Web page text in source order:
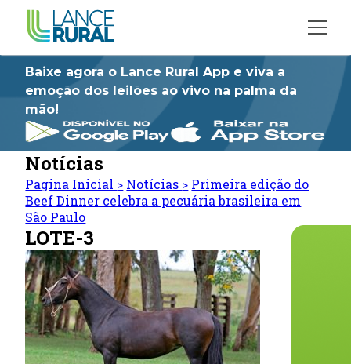
Baixe agora o Lance Rural App e viva a
emoção dos leilões ao vivo na palma da
mão!
Notícias
Pagina Inicial > Notícias > Primeira edição do
Beef Dinner celebra a pecuária brasileira em
São Paulo
LOTE-3